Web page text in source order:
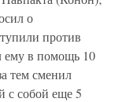
о
против
ему в помощь 10
тем сменил
с собой еще 5